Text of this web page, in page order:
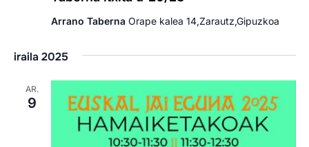
Arrano Taberna Orape kalea 14,Zarautz,Gipuzkoa
iraila 2025
AR.
9